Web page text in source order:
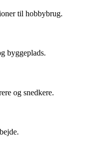
til hobbybrug.
byggeplads.
og snedkere.